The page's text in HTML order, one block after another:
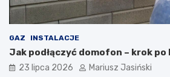
GAZ INSTALACJE
Jak podłączyć domofon – krok po
23 lipca 2026 Mariusz Jasiński